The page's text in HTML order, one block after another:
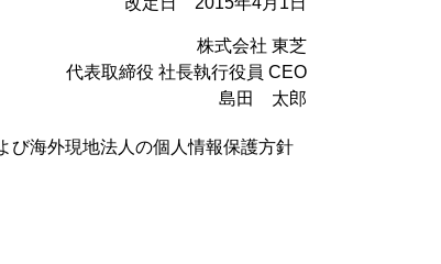
株式会社 東芝
代表取締役 社長執行役員 CEO
島田 太郎
び海外現地法人の個人情報保護方針